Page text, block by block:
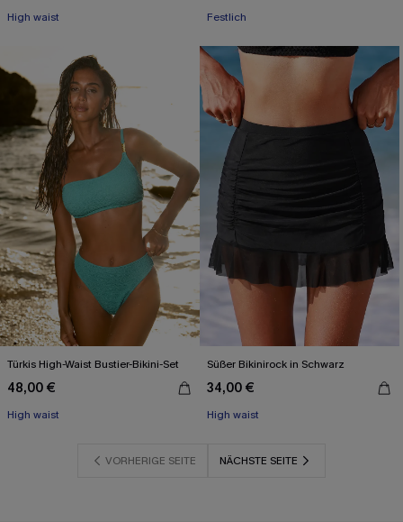
High waist Festlich
Türkis High-Waist Bustier-Bikini-Set
48,00 €
High waist
Süßer Bikinirock in Schwarz
34,00 €
High waist
VORHERIGE SEITE NÄCHSTE SEITE